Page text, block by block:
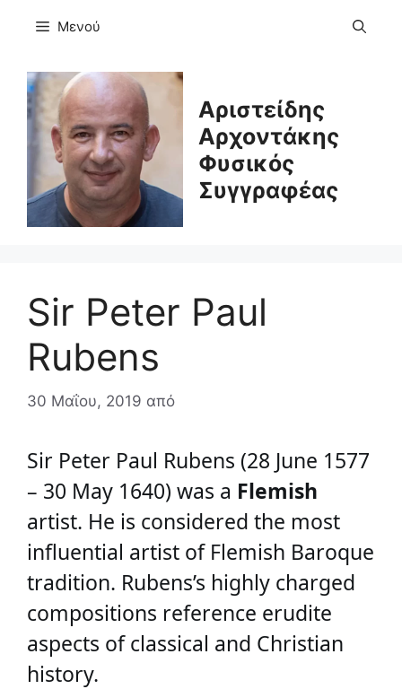
Μενού
Αριστείδης
Αρχοντάκης
Φυσικός
Συγγραφέας
Sir Peter Paul
Rubens
30 Μαΐου, 2019 από
Sir Peter Paul Rubens (28 June 1577
– 30 May 1640) was a Flemish
artist. He is considered the most
influential artist of Flemish Baroque
tradition. Rubens’s highly charged
compositions reference erudite
aspects of classical and Christian
history.